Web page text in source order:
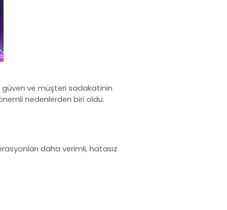
güven ve müşteri sadakatinin
nedenlerden biri oldu.
daha verimli, hatasız